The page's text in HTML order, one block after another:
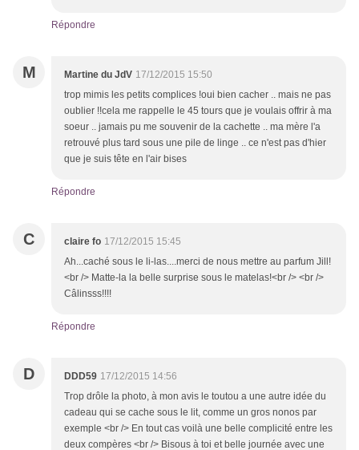
Répondre
M Martine du JdV 17/12/2015 15:50
trop mimis les petits complices !oui bien cacher .. mais ne pas
oublier !!cela me rappelle le 45 tours que je voulais offrir à ma
soeur .. jamais pu me souvenir de la cachette .. ma mère l'a
retrouvé plus tard sous une pile de linge .. ce n'est pas d'hier
que je suis tête en l'air bises
Répondre
C claire fo 17/12/2015 15:45
Ah...caché sous le li-las....merci de nous mettre au parfum Jill!
<br /> Matte-la la belle surprise sous le matelas!<br /> <br />
Câlinsss!!!!
Répondre
D DDD59 17/12/2015 14:56
Trop drôle la photo, à mon avis le toutou a une autre idée du
cadeau qui se cache sous le lit, comme un gros nonos par
exemple <br /> En tout cas voilà une belle complicité entre les
deux compères <br /> Bisous à toi et belle journée avec une